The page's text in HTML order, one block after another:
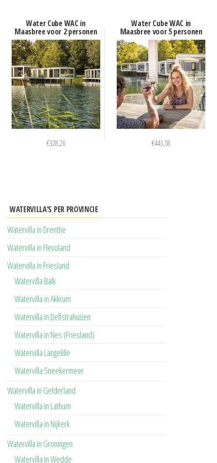
Water Cube WAC in
Maasbree voor 2 personen
€328,26
Water Cube WAC in
Maasbree voor 5 personen
€443,58
WATERVILLA’S PER PROVINCIE
Watervilla in Drenthe
Watervilla in Flevoland
Watervilla in Friesland
Watervilla Balk
Watervilla in Akkrum
Watervilla in Delfstrahuizen
Watervilla in Nes (Friesland)
Watervilla Langelille
Watervilla Sneekermeer
Watervilla in Gelderland
Watervilla in Lathum
Watervilla in Nijkerk
Watervilla in Groningen
Watervilla in Wedde